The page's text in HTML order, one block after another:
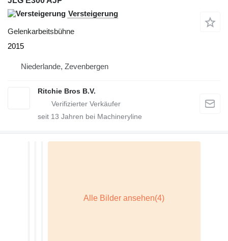
Versteigerung
Gelenkarbeitsbühne
2015
Niederlande, Zevenbergen
Ritchie Bros B.V.
seit 13 Jahren bei Machineryline